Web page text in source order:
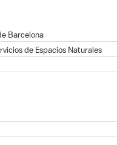
Barcelona
de Espacios Naturales